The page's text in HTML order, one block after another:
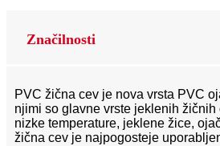
Značilnosti
PVC žična cev je nova vrsta PVC
njimi so glavne vrste jeklenih
nizke temperature, jeklene žice,
žična cev je najpogosteje